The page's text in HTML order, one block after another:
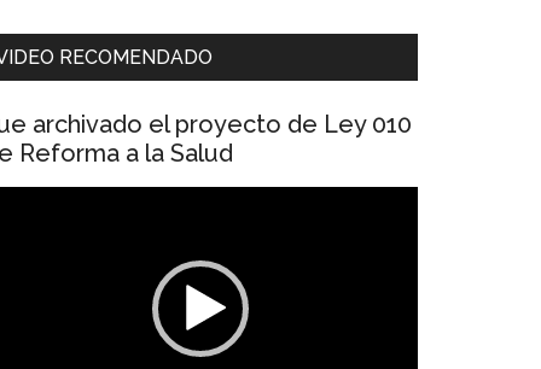
RECOMENDADO
archivado el proyecto de Ley 010
Reforma a la Salud